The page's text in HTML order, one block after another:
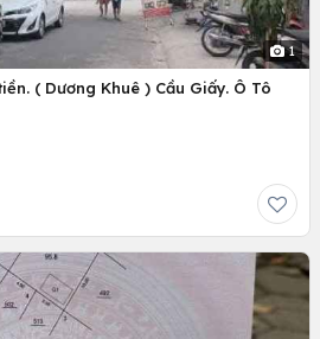
1
( Dương Khuê ) Cầu Giấy. Ô Tô